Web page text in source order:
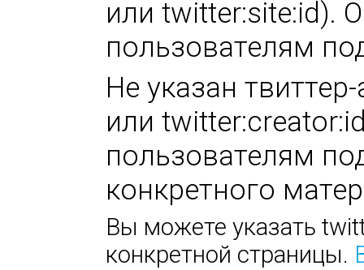
или twitter:site:id).
пользователям
Не указан
или
пользователям
конкретного
Вы можете указать
конкретной страницы.